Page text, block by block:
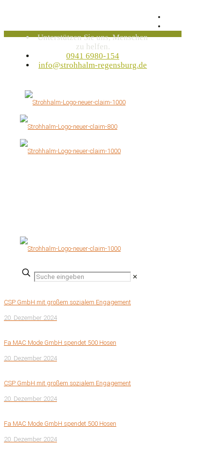
Unterstützen Sie uns, Menschen
zu helfen.
0941 6980-154
info@strohhalm-regensburg.de
✕
CSP GmbH mit großem sozialem Engagement
20. Dezember 2024
Fa MAC Mode GmbH spendet 500 Hosen
20. Dezember 2024
CSP GmbH mit großem sozialem Engagement
20. Dezember 2024
Fa MAC Mode GmbH spendet 500 Hosen
20. Dezember 2024